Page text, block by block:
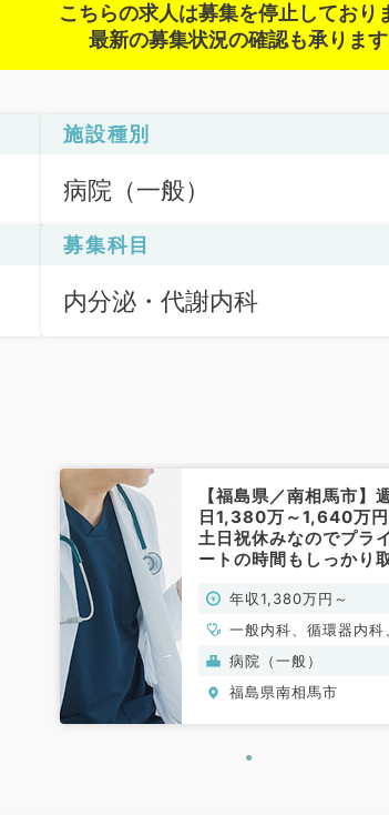
こちらの求人は募集を停止しており
最新の募集状況の確認も承ります
施設種別
病院（一般）
募集科目
内分泌・代謝内科
【福島県／南相馬市】
日1,380万～1,640万
土日祝休みなのでプラ
ートの時間もしっかり
科／常勤）
年収1,380万円～
一般内科、循環器内科
吸器内科、消化器内科
分泌・代謝内科
病院（一般）
福島県南相馬市